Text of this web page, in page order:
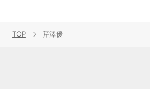
TOP 芹澤優